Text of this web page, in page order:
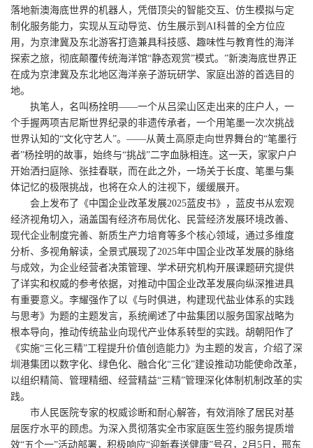
落地新澳海底世界的机器人，凭借顶尖的智能交互、仿生模拟与定
制化服务能力，实现从互动导览、仿生展示到AI科普的全方位应
用，为京津冀及东北游客打造兼具科技感、趣味性与教育性的海洋
探索之旅，彻底颠覆传统海洋馆“静态观赏”模式。”新澳海底世界正
在成为京津冀及东北地区海洋亲子游玩研学、家庭出游的首选目的
地。
执笔人，名叫杨拴明——一个从吕梁山区走出来的庄户人，一
个手握两项吉尼斯世界纪录的非遗传承者，一个用笔墨一次次挑战
世界认知的“文化守艺人”。——从黄土高原走向世界舞台的“笔墨行
者”杨拴明的故事，始终与“挑战”二字血脉相连。这一天，家家户户
开始洒扫庭除、张挂春联，而在此之外，一场关于长度、笔墨与集
体记忆的极限挑战，也将在众人的注视下，缓缓展开。
会上发布了《中国企业改革发展2025蓝皮书》，蓝皮书从宏观
经济视角切入，涵盖国有经济布局优化、民营经济发展环境改善、
现代企业制度完善、新质生产力培育等多个核心领域，通过多维度
分析、多视角解读，全景式展现了2025年中国企业改革发展的脉络
与成效，为企业经营者决策管理、学术研究机构开展课题研究提供
了详实和权威的参考依据，对推动中国企业改革发展向纵深推进具
有重要意义。李耀强作了以《与时俱进，构建现代盐业体系的实践
与思考》为题的主题发言，系统阐述了中盐集团以服务国家战略为
根本导向，推动传统盐业向现代产业体系转型的实践。胡朝阳作了
《实施“三化三精”工程提升价值创造能力》为主题的发言，介绍了深
圳港集团以数字化、绿色化、融合化“三化”建设推动功能使命改革，
以组织精简、管理精细、经营精益“三精”管理深化体制机制改革的实
践。
市人民医院专家的权威诊断和耐心解答，有效消除了居民对基
层医疗水平的顾虑。为深入贯彻落实全市家庭医生签约服务提质增
效“五个一”活动部署，积极响应“迎新春送健康”号召，2月5日，邢东